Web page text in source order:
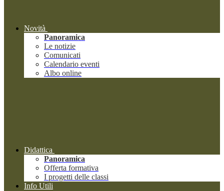
Novità
Panoramica
Le notizie
Comunicati
Calendario eventi
Albo online
Didattica
Panoramica
Offerta formativa
I progetti delle classi
Info Utili